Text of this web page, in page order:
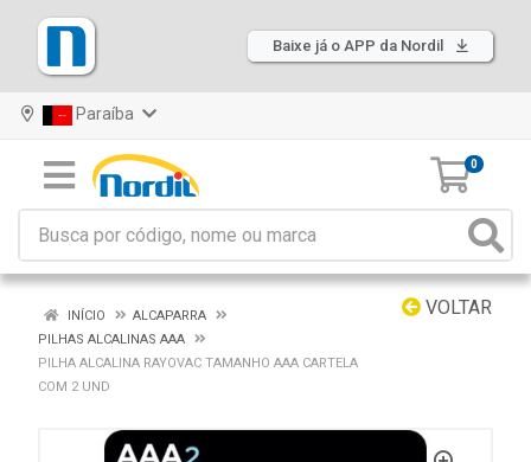
Baixe já o APP da Nordil
Paraíba
0
VOLTAR
INÍCIO
ALCAPARRA
PILHAS ALCALINAS AAA
PILHA ALCALINA RAYOVAC TAMANHO AAA CARTELA
COM 2 UND